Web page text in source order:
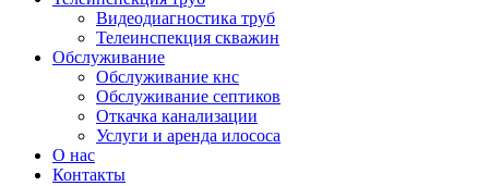
Видеодиагностика труб
Телеинспекция скважин
Обслуживание
Обслуживание кнс
Обслуживание септиков
Откачка канализации
Услуги и аренда илососа
О нас
Контакты